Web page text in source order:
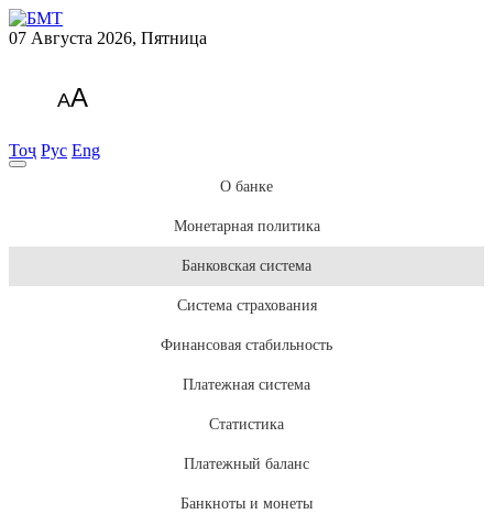
07 Августа 2026, Пятница
AA
Тоҷ Рус Eng
О банке
Монетарная политика
Банковская система
Система страхования
Финансовая стабильность
Платежная система
Статистика
Платежный баланс
Банкноты и монеты